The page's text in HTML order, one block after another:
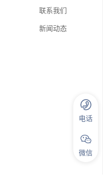
联系我们
新闻动态
电话
微信